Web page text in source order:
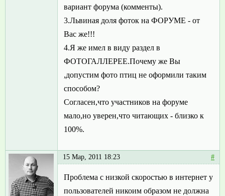
вариант форума (комменты).
3.Львиная доля фоток на ФОРУМЕ - от
Вас же!!!
4.Я же имел в виду раздел в
ФОТОГАЛЛЕРЕЕ.Почему же Вы
,допустим фото птиц не оформили таким
способом?
Согласен,что участников на форуме
мало,но уверен,что читающих - близко к
100%.
15 Мар, 2011 18:23 #
Проблема с низкой скоростью в интернет у
пользователей никоим образом не должна